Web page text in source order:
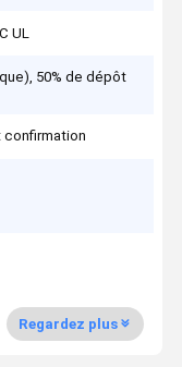
UL
50% de dépôt
confirmation
Regardez plus